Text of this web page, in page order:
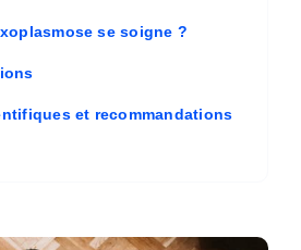
se soigne ?
et recommandations